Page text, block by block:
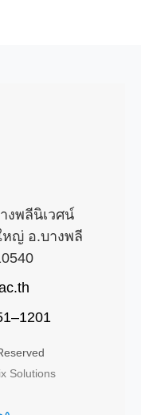
งพลีนิเวศน์
หญ่ อ.บางพลี
Solutions